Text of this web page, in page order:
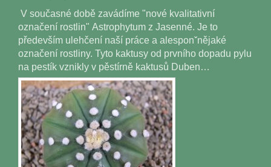
V současné době zavádíme "nové kvalitativní
označení rostlin" Astrophytum z Jasenné. Je to
především ulehčení naší práce a alesponˇnějaké
označení rostliny. Tyto kaktusy od prvního dopadu pylu
na pestík vznikly v pěstírně kaktusů Duben…